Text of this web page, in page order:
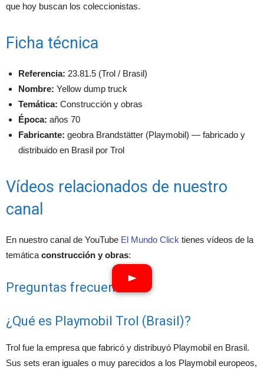
que hoy buscan los coleccionistas.
Ficha técnica
Referencia: 23.81.5 (Trol / Brasil)
Nombre: Yellow dump truck
Temática: Construcción y obras
Época: años 70
Fabricante: geobra Brandstätter (Playmobil) — fabricado y
distribuido en Brasil por Trol
Vídeos relacionados de nuestro
canal
En nuestro canal de YouTube El Mundo Click tienes vídeos de la
temática construcción y obras:
Preguntas frecuentes
¿Qué es Playmobil Trol (Brasil)?
Trol fue la empresa que fabricó y distribuyó Playmobil en Brasil.
Sus sets eran iguales o muy parecidos a los Playmobil europeos,